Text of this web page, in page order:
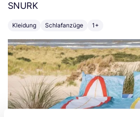
SNURK
Kleidung Schlafanzüge 1+